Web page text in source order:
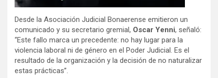
Desde la Asociación Judicial Bonaerense emitieron un
comunicado y su secretario gremial, Oscar Yenni, señaló:
“Este fallo marca un precedente: no hay lugar para la
violencia laboral ni de género en el Poder Judicial. Es el
resultado de la organización y la decisión de no naturalizar
estas prácticas”.